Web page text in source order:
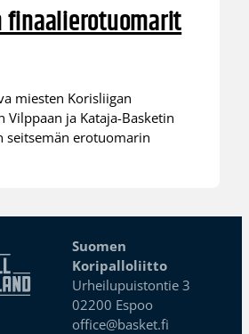
finaalierotuomarit
miesten Korisliigan
Vilppaan ja Kataja-Basketin
seitsemän erotuomarin
Suomen
Koripalloliitto
Urheilupuistontie 3
02200 Espoo
office@basket.fi